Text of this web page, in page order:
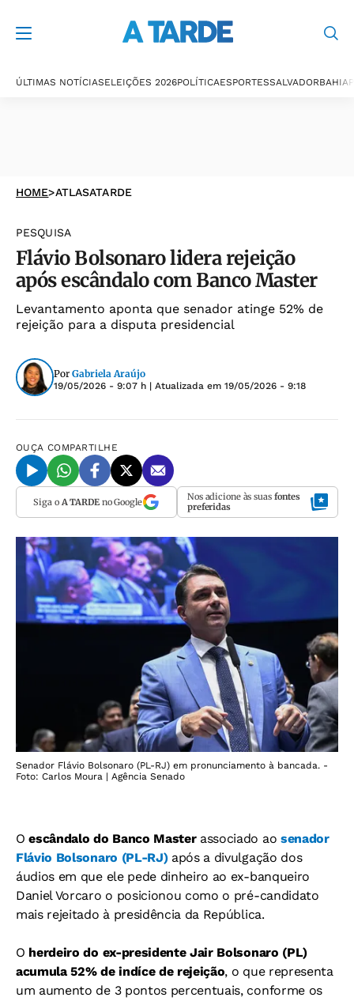
ÚLTIMAS NOTÍCIASELEIÇÕES 2026POLÍTICAESPORTESSALVADORBAHIA
HOME>ATLASATARDE
PESQUISA
Flávio Bolsonaro lidera rejeição
após escândalo com Banco Master
Levantamento aponta que senador atinge 52% de
rejeição para a disputa presidencial
Por Gabriela Araújo
19/05/2026 - 9:07 h | Atualizada em 19/05/2026 - 9:18
OUÇA COMPARTILHE
Siga o A TARDEno Google Nos adicione às suas fontes
preferidas
Senador Flávio Bolsonaro (PL-RJ) em pronunciamento à bancada. -
Foto: Carlos Moura | Agência Senado
Oescândalo do Banco Masterassociado ao senador
Flávio Bolsonaro (PL-RJ)após a divulgação dos
áudios em que ele pede dinheiro ao ex-banqueiro
Daniel Vorcaro o posicionou como o pré-candidato
mais rejeitado à presidência da República.
O herdeiro do ex-presidente Jair Bolsonaro (PL)
acumula 52% de indíce de rejeição, o que representa
um aumento de 3 pontos percentuais, conforme os